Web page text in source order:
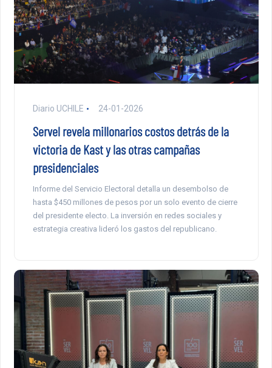
Diario UCHILE 24-01-2026
Servel revela millonarios costos detrás de la
victoria de Kast y las otras campañas
presidenciales
Informe del Servicio Electoral detalla un desembolso de
hasta $450 millones de pesos por un solo evento de cierre
del presidente electo. La inversión en redes sociales y
estrategia creativa lideró los gastos del republicano.